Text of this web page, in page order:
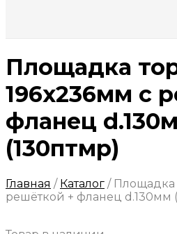
Площадка
196х236мм с
фланец
(130птмр)
Главная / Каталог / Площадка
решёткой + фланец d.130мм